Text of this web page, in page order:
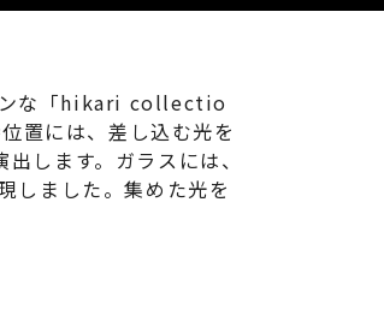
ンな「hikari collectio
置には、差し込む光を
します。ガラスには、
しました。集めた光を